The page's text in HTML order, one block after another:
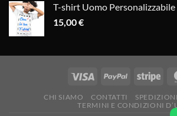
T-shirt Uomo Personalizzabile
15,00€
CHI SIAMO CONTATTI SPEDIZIONI
TERMINI E CONDIZIONI